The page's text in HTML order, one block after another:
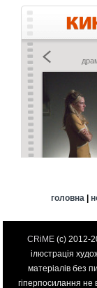
головна |
CRiME (c) 2012-
ілюстрація
матеріалів без
гіперпосилання не